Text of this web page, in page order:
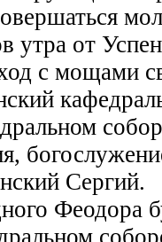
утра от
с мощами
Сергий.
Феодора